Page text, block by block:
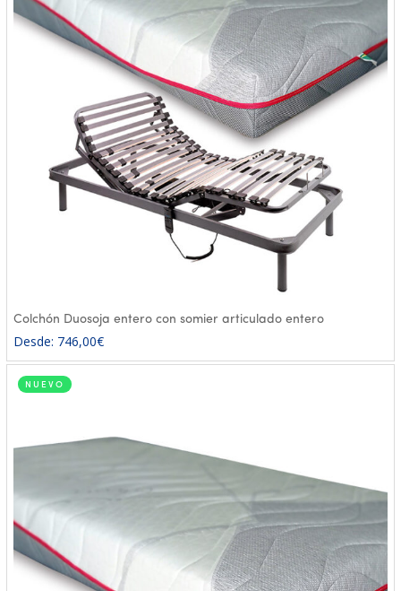
Colchón Duosoja entero con somier articulado entero
Desde: 746,00€
NUEVO